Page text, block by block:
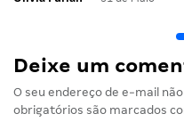
Deixe um
O seu endereço de e-mail
obrigatórios são marcados